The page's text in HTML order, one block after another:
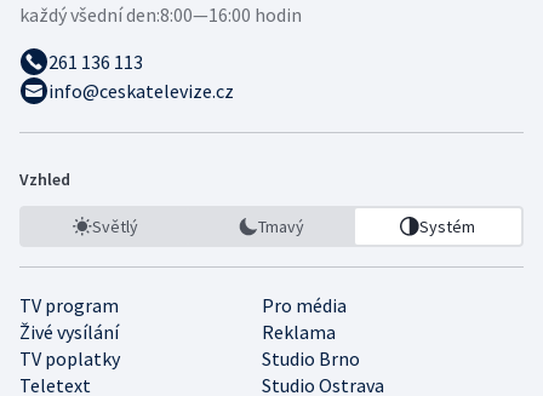
každý všední den:8:00—16:00 hodin
261 136 113
info@ceskatelevize.cz
Vzhled
Světlý Tmavý Systém
TV program
Pro média
Živé vysílání
Reklama
TV poplatky
Studio Brno
Teletext
Studio Ostrava